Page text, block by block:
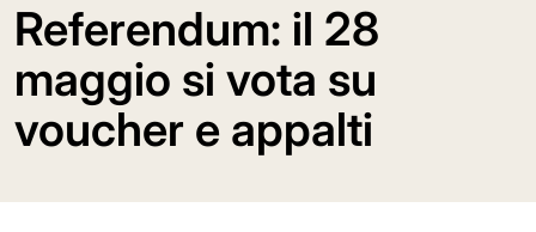
Referendum: il 28
maggio si vota su
voucher e appalti